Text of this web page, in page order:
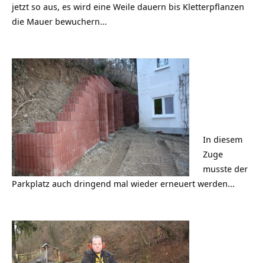
jetzt so aus, es wird eine Weile dauern bis Kletterpflanzen
die Mauer bewuchern…
In diesem
Zuge
musste der
Parkplatz auch dringend mal wieder erneuert werden…